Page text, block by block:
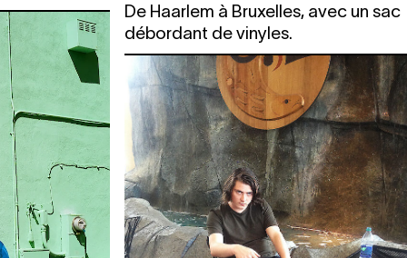
De Haarlem à Bruxelles, avec un sac
débordant de vinyles.